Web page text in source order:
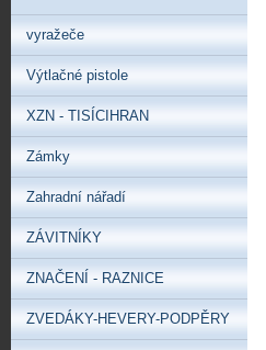
vyražeče
Výtlačné pistole
XZN - TISÍCIHRAN
Zámky
Zahradní nářadí
ZÁVITNÍKY
ZNAČENÍ - RAZNICE
ZVEDÁKY-HEVERY-PODPĚRY